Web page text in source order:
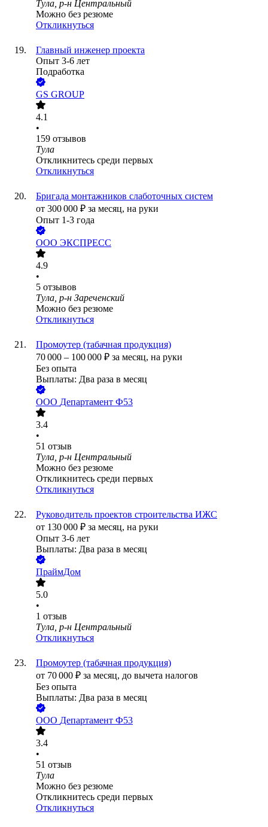
Тула, р-н Центральный
Можно без резюме
Откликнуться
Главный инженер проекта
Опыт 3-6 лет
Подработка
GS GROUP
4.1
•
159 отзывов
Тула
Откликнитесь среди первых
Откликнуться
Бригада монтажников слаботочных систем
от 300 000 ₽ за месяц, на руки
Опыт 1-3 года
ООО ЭКСПРЕСС
4.9
•
5 отзывов
Тула, р-н Зареченский
Можно без резюме
Откликнуться
Промоутер (табачная продукция)
70 000 – 100 000 ₽ за месяц, на руки
Без опыта
Выплаты: Два раза в месяц
ООО Департамент Ф53
3.4
•
51 отзыв
Тула, р-н Центральный
Можно без резюме
Откликнитесь среди первых
Откликнуться
Руководитель проектов строительства ИЖС
от 130 000 ₽ за месяц, на руки
Опыт 3-6 лет
Выплаты: Два раза в месяц
ПраймДом
5.0
•
1 отзыв
Тула, р-н Центральный
Откликнуться
Промоутер (табачная продукция)
от 70 000 ₽ за месяц, до вычета налогов
Без опыта
Выплаты: Два раза в месяц
ООО Департамент Ф53
3.4
•
51 отзыв
Тула
Можно без резюме
Откликнитесь среди первых
Откликнуться